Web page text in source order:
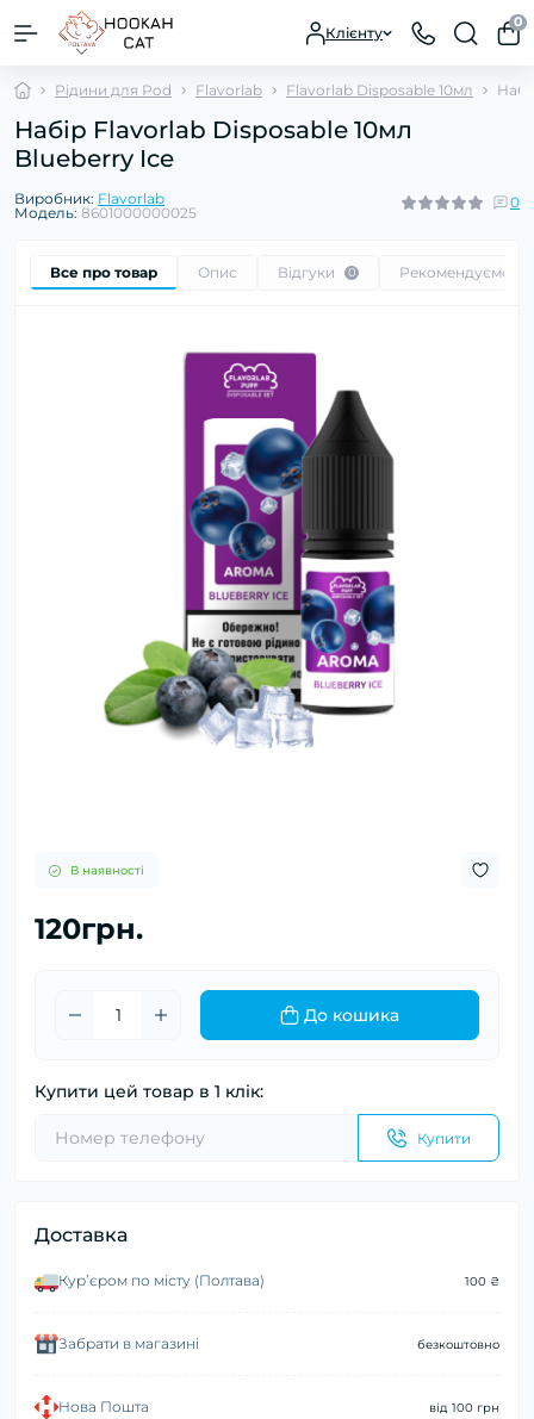
Клієнту
0
Рідини для Pod Flavorlab Flavorlab Disposable 10мл
Набір Flavorlab Disposable 10мл
Blueberry Ice
Виробник: Flavorlab
Модель: 8601000000025
0
Все про товар Опис Відгуки 0 Рекомендуємо
В наявності
120грн.
До кошика
Купити цей товар в 1 клік:
Купити
Доставка
Курʼєром по місту (Полтава) 100 ₴
Забрати в магазині безкоштовно
Нова Пошта від 100 грн